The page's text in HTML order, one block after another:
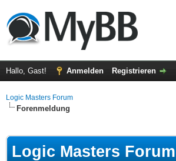
Hallo, Gast! Anmelden Registrieren
Logic Masters Forum
Forenmeldung
Logic Masters Forum